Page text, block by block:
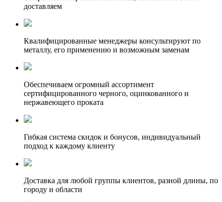
доставляем
Квалифицированные менеджеры консультируют по
металлу, его применению и возможным заменам
Обеспечиваем огромный ассортимент
сертифицированного черного, оцинкованного и
нержавеющего проката
Гибкая система скидок и бонусов, индивидуальный
подход к каждому клиенту
Доставка для любой группы клиентов, разной длины, по
городу и области